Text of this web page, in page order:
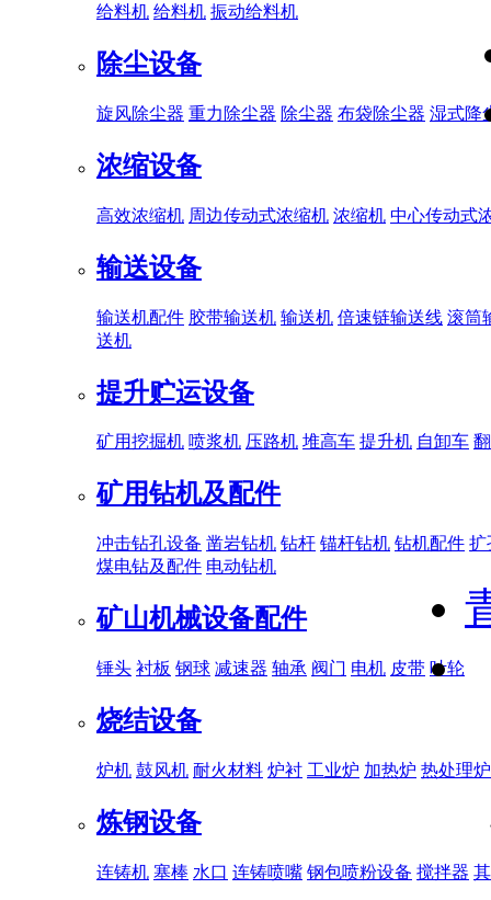
给料机 给料机 振动给料机
除尘设备
旋风除尘器 重力除尘器 除尘器 布袋除尘器 湿式降
浓缩设备
高效浓缩机 周边传动式浓缩机 浓缩机 中心传动式
输送设备
输送机配件 胶带输送机 输送机 倍速链输送线 滚筒
送机
提升贮运设备
矿用挖掘机 喷浆机 压路机 堆高车 提升机 自卸车
矿用钻机及配件
冲击钻孔设备 凿岩钻机 钻杆 锚杆钻机 钻机配件 扩
煤电钻及配件 电动钻机
矿山机械设备配件
锤头 衬板 钢球 减速器 轴承 阀门 电机 皮带 叶轮
烧结设备
炉机 鼓风机 耐火材料 炉衬 工业炉 加热炉 热处理炉
炼钢设备
连铸机 塞棒 水口 连铸喷嘴 钢包喷粉设备 搅拌器